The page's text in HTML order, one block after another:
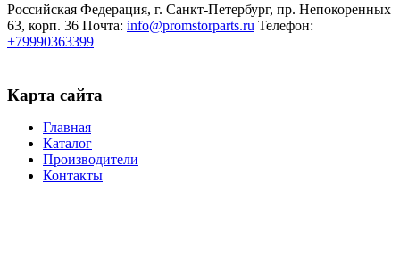
Российская Федерация, г. Санкт-Петербург, пр. Непокоренных
63, корп. 36 Почта: info@promstorparts.ru Телефон:
+79990363399
Карта сайта
Главная
Каталог
Производители
Контакты